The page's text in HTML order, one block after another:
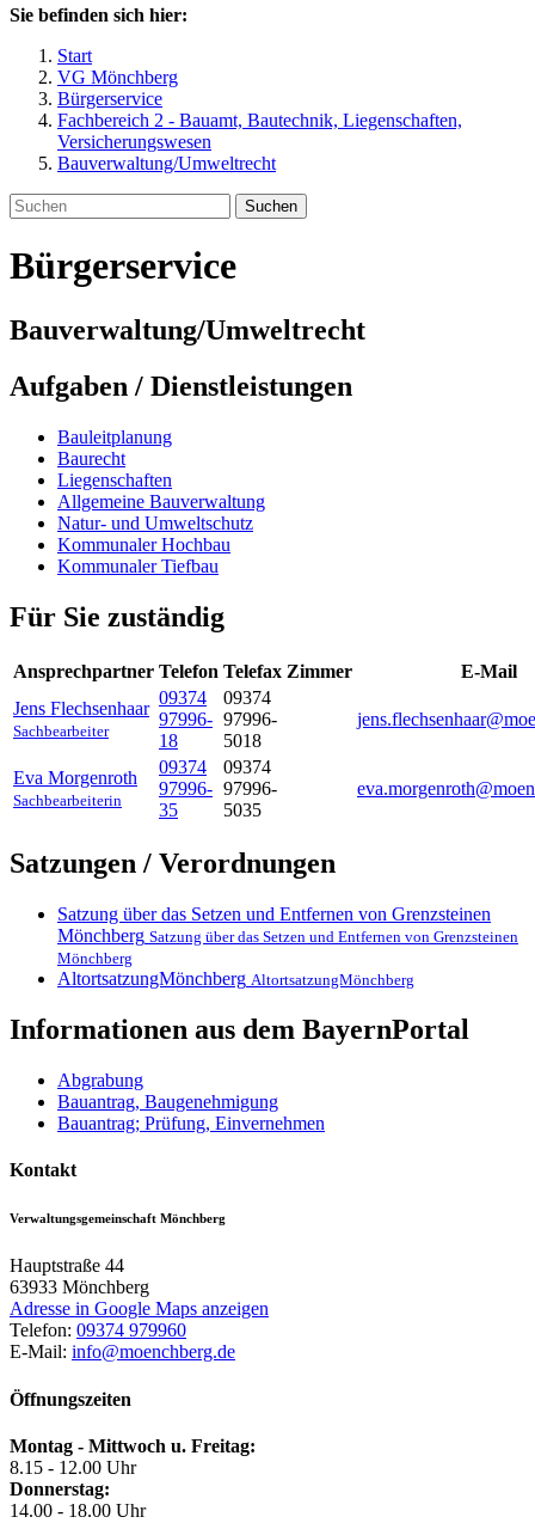
Sie befinden sich hier:
Start
VG Mönchberg
Bürgerservice
Fachbereich 2 - Bauamt, Bautechnik, Liegenschaften,
Versicherungswesen
Bauverwaltung/Umweltrecht
Suchen
Bürgerservice
Bauverwaltung/Umweltrecht
Aufgaben / Dienstleistungen
Bauleitplanung
Baurecht
Liegenschaften
Allgemeine Bauverwaltung
Natur- und Umweltschutz
Kommunaler Hochbau
Kommunaler Tiefbau
Für Sie zuständig
Ansprechpartner Telefon Telefax Zimmer
E-Mail
Jens Flechsenhaar
Sachbearbeiter
09374
97996-
18
09374
97996-
5018
Eva Morgenroth
Sachbearbeiterin
09374
97996-
35
09374
97996-
5035
Satzungen / Verordnungen
Satzung über das Setzen und Entfernen von Grenzsteinen
Mönchberg Satzung über das Setzen und Entfernen von Grenzsteinen
Mönchberg
AltortsatzungMönchberg AltortsatzungMönchberg
Informationen aus dem BayernPortal
Abgrabung
Bauantrag, Baugenehmigung
Bauantrag; Prüfung, Einvernehmen
Kontakt
Verwaltungsgemeinschaft Mönchberg
Hauptstraße 44
63933 Mönchberg
Adresse in Google Maps anzeigen
Telefon: 09374 979960
E-Mail: info@moenchberg.de
Öffnungszeiten
Montag - Mittwoch u. Freitag:
8.15 - 12.00 Uhr
Donnerstag:
14.00 - 18.00 Uhr